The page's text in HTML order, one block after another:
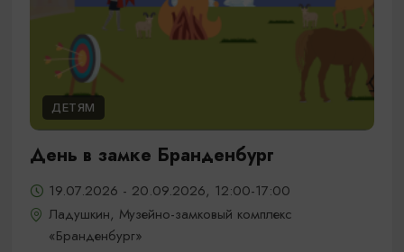
ДЕТЯМ
День в замке Бранденбург
19.07.2026 - 20.09.2026, 12:00-17:00
Ладушкин, Музейно-замковый комплекс
«Бранденбург»